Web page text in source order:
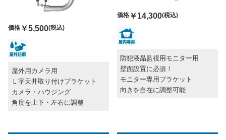
価格 ￥5,500(税込)
屋外用カメラ用
Ｌ字天井取り付けブラケット
カメラ・ハウジング
角度を上下・左右に調整
価格￥14,300(税込)
防犯液晶監視用モニター用
壁面設置に必須！
モニター専用ブラケット
向きを自在に調整可能